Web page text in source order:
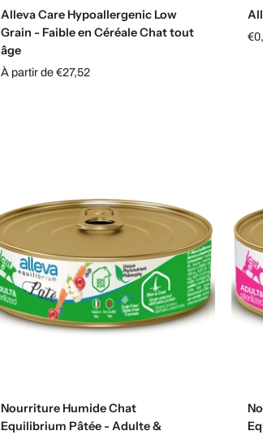
Alleva Care Hypoallergenic Low
Grain - Faible en Céréale Chat tout
âge
À partir de €27,52
Nourriture Humide Chat
Equilibrium Pâtée - Adulte &